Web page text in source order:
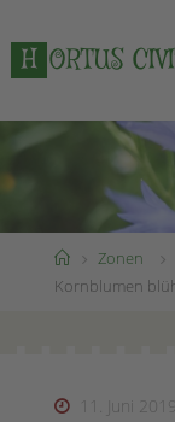
Inhalt
springen
H ORTUS CIVI
StartZonen
Kornblumen
11. Juni 2019